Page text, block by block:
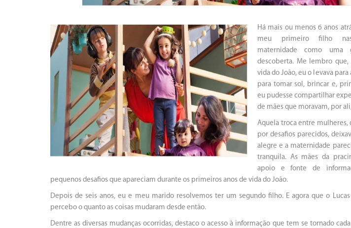
Há mais ou menos 6 anos
meu primeiro filho
maternidade como uma
descoberta. Me lembro que,
vida do João, eu o levava
para tomar sol, brincar e,
eu pudesse compartilhar
de mães que moravam, por
Aquela troca entre mulheres,
por desafios parecidos,
alegre e a maternidade
tranquila. As mães da
apoio e fonte de
pequenos desafios que apareciam durante os primeiros anos de vida do João.
Depois de seis anos, eu e meu marido resolvemos ter um segundo filho. E agora que o
percebo o quanto as coisas mudaram desde então.
Dentre as diversas mudanças ocorridas, destaco o acesso à informação que tem se tornado